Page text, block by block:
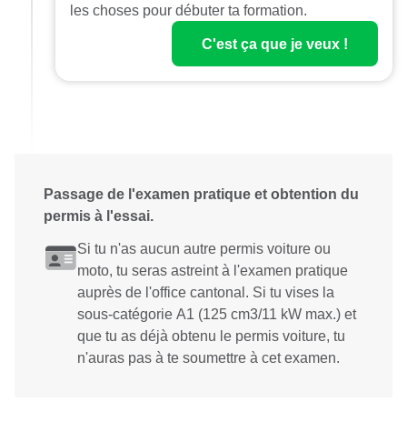
les choses pour débuter ta formation.
C'est ça que je veux !
Passage de l'examen pratique et obtention du
permis à l'essai.
Si tu n'as aucun autre permis voiture ou
moto, tu seras astreint à l'examen pratique
auprès de l'office cantonal. Si tu vises la
sous-catégorie A1 (125 cm3/11 kW max.) et
que tu as déjà obtenu le permis voiture, tu
n'auras pas à te soumettre à cet examen.